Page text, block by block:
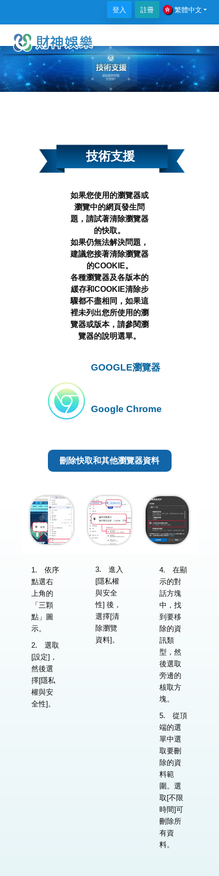
登入 註冊 繁體中文
技術支援
如果您使用的瀏覽器或
瀏覽中的網頁發生問
題，請試著清除瀏覽器
的快取。
如果仍無法解決問題，
建議您接著清除瀏覽器
的COOKIE。
各種瀏覽器及各版本的
緩存和COOKIE清除步
驟都不盡相同，如果這
裡未列出您所使用的瀏
覽器或版本，請參閱瀏
覽器的說明選單。
GOOGLE瀏覽器
Google Chrome
刪除快取和其他瀏覽器資料
1. 依序
點選右
上角的
「三顆
點」圖
示。
2. 選取
[設定]，
然後選
擇[隱私
權與安
全性]。
3. 進入
[隱私權
與安全
性] 後，
選擇[清
除瀏覽
資料]。
4. 在顯
示的對
話方塊
中，找
到要移
除的資
訊類
型，然
後選取
旁邊的
核取方
塊。
5. 從頂
端的選
單中選
取要刪
除的資
料範
圍。選
取[不限
時間]可
刪除所
有資
料。